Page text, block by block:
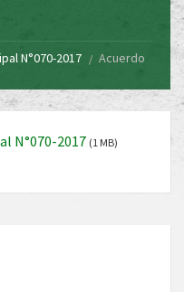
N°070-2017
Acuerdo
N°070-2017 (1 MB)